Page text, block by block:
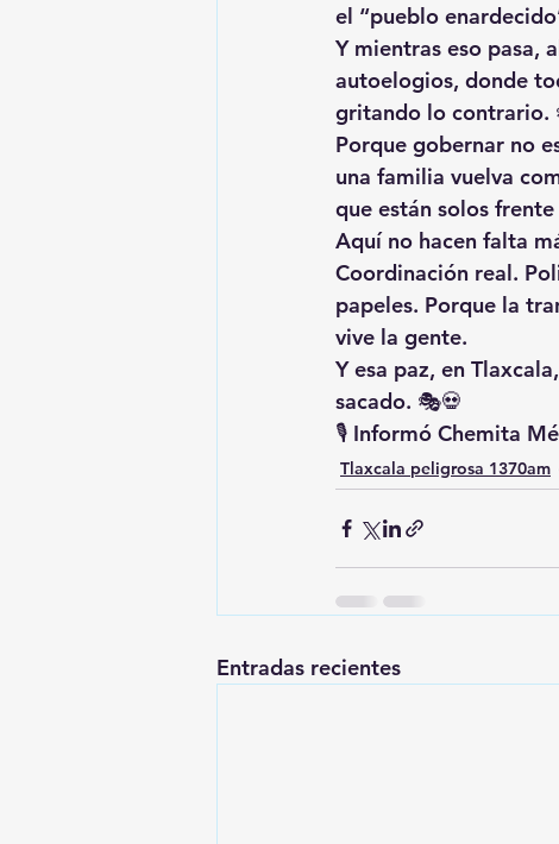
el “pueblo
Y mientras eso pasa,
autoelogios, donde
gritando lo contrario.
Porque gobernar no
una familia vuelva
que están solos
Aquí no hacen falta
Coordinación real.
papeles. Porque la
vive la gente.
Y esa paz, en
sacado. 🎭💀
🎙️ Informó Chemita
Tlaxcala peligrosa 1370am
Entradas recientes